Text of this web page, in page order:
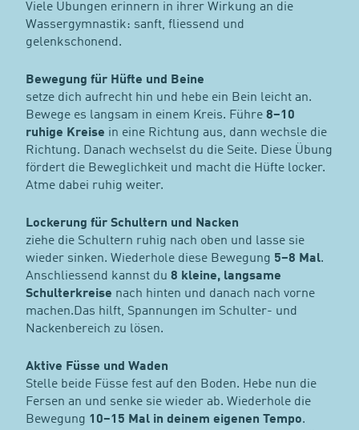
Viele Übungen erinnern in ihrer Wirkung an die
Wassergymnastik: sanft, fliessend und
gelenkschonend.
Bewegung für Hüfte und Beine
setze dich aufrecht hin und hebe ein Bein leicht an.
Bewege es langsam in einem Kreis. Führe 8–10
ruhige Kreise in eine Richtung aus, dann wechsle die
Richtung. Danach wechselst du die Seite. Diese Übung
fördert die Beweglichkeit und macht die Hüfte locker.
Atme dabei ruhig weiter.
Lockerung für Schultern und Nacken
ziehe die Schultern ruhig nach oben und lasse sie
wieder sinken. Wiederhole diese Bewegung 5–8 Mal.
Anschliessend kannst du 8 kleine, langsame
Schulterkreise nach hinten und danach nach vorne
machen.Das hilft, Spannungen im Schulter- und
Nackenbereich zu lösen.
Aktive Füsse und Waden
Stelle beide Füsse fest auf den Boden. Hebe nun die
Fersen an und senke sie wieder ab. Wiederhole die
Bewegung 10–15 Mal in deinem eigenen Tempo.